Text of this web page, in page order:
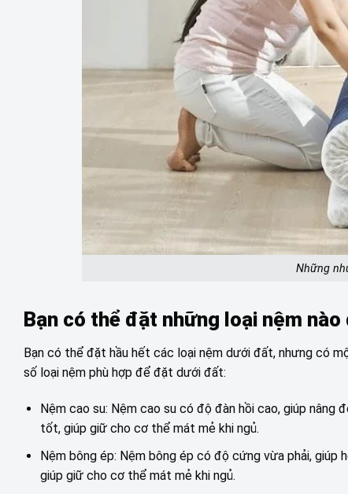
Những
Bạn có thể đặt những loại nệm
Bạn có thể đặt hầu hết các loại nệm dưới đất, nhưng có
số loại nệm phù hợp để đặt dưới đất:
Nệm cao su: Nệm cao su có độ đàn hồi cao, giúp
tốt, giúp giữ cho cơ thể mát mẻ khi ngủ.
Nệm bông ép: Nệm bông ép có độ cứng vừa phải,
giúp giữ cho cơ thể mát mẻ khi ngủ.